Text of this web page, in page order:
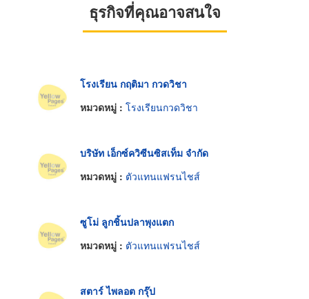
ธุรกิจที่คุณอาจสนใจ
โรงเรียน กฤติมา กวดวิชา
หมวดหมู่ : โรงเรียนกวดวิชา
บริษัท เอ็กซ์ควิซีนซิสเท็ม จำกัด
หมวดหมู่ : ตัวแทนแฟรนไชส์
ซูโม่ ลูกชิ้นปลาพุงแตก
หมวดหมู่ : ตัวแทนแฟรนไชส์
สตาร์ ไพลอต กรุ๊ป